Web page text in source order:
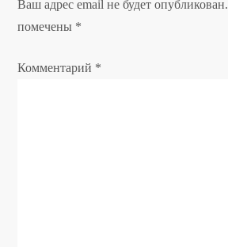
ц
и
Ваш адрес email не будет опубликован.
помечены *
Комментарий *